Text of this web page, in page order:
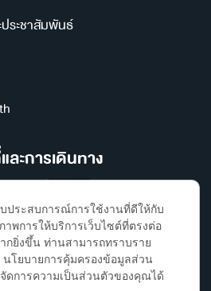
ระชาสัมพันธ์
ละการเดินทาง
ประสบการณ์การใช้งานที่ดีให้กับ
พการให้บริการเว็บไซต์ที่ตรงต่อ
กยิ่งขึ้น ท่านสามารถทราบราย
นโยบายการคุ้มครองข้อมูลส่วน
ดการความเป็นส่วนตัวของคุณได้